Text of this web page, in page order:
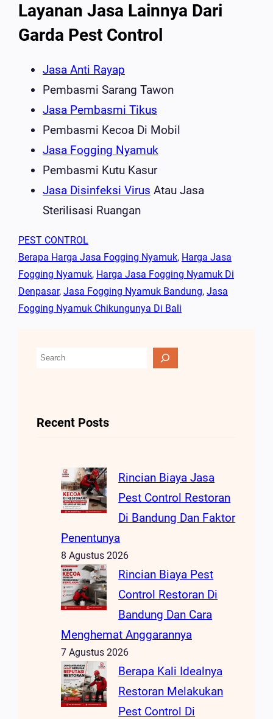
Layanan Jasa Lainnya Dari
Garda Pest Control
Jasa Anti Rayap
Pembasmi Sarang Tawon
Jasa Pembasmi Tikus
Pembasmi Kecoa Di Mobil
Jasa Fogging Nyamuk
Pembasmi Kutu Kasur
Jasa Disinfeksi Virus Atau Jasa
Sterilisasi Ruangan
PEST CONTROL
Berapa Harga Jasa Fogging Nyamuk, Harga Jasa
Fogging Nyamuk, Harga Jasa Fogging Nyamuk Di
Denpasar, Jasa Fogging Nyamuk Bandung, Jasa
Fogging Nyamuk Chikungunya Di Bali
C
IRecent Posts
Rincian Biaya Jasa
Pest Control Restoran
Di Bandung Dan Faktor
Penentunya
8 Agustus 2026
Rincian Biaya Pest
Control Restoran Di
Bandung Dan Cara
Menghemat Anggarannya
7 Agustus 2026
Berapa Kali Idealnya
Restoran Melakukan
Pest Control Di